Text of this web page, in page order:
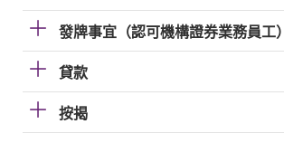
發牌事宜（認可機構證券業務員工）
貸款
按揭